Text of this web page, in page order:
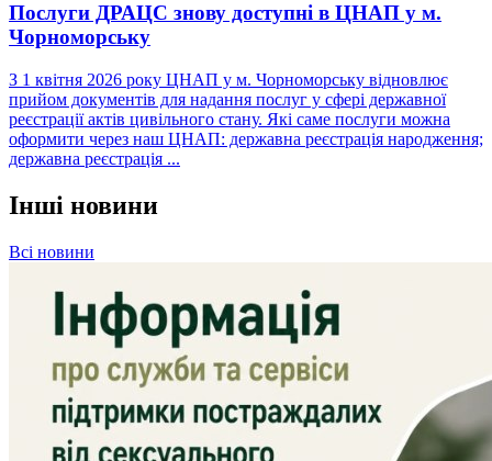
Послуги ДРАЦС знову доступні в ЦНАП у м.
Чорноморську
З 1 квітня 2026 року ЦНАП у м. Чорноморську відновлює
прийом документів для надання послуг у сфері державної
реєстрації актів цивільного стану. Які саме послуги можна
оформити через наш ЦНАП: державна реєстрація народження;
державна реєстрація ...
Інші новини
Всі новини